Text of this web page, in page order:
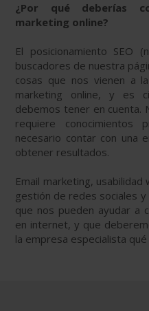
¿Por qué deberías
marketing online?
El posicionamiento SEO
buscadores de nuestra
cosas que nos vienen a
marketing online, y es
debemos tener en cuenta.
requiere
necesario contar con una
obtener resultados.
Email marketing,
gestión de redes sociales
que nos pueden ayudar a
en internet, y que
la empresa especialista